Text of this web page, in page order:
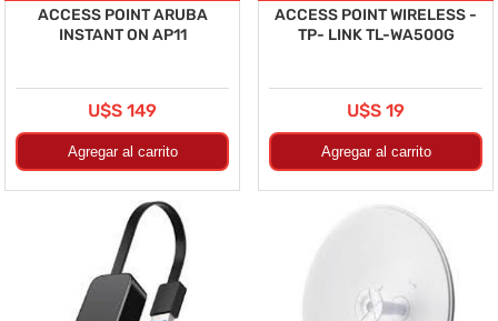
ACCESS POINT ARUBA
INSTANT ON AP11
U$S 149
ACCESS POINT WIRELESS -
TP- LINK TL-WA500G
U$S 19